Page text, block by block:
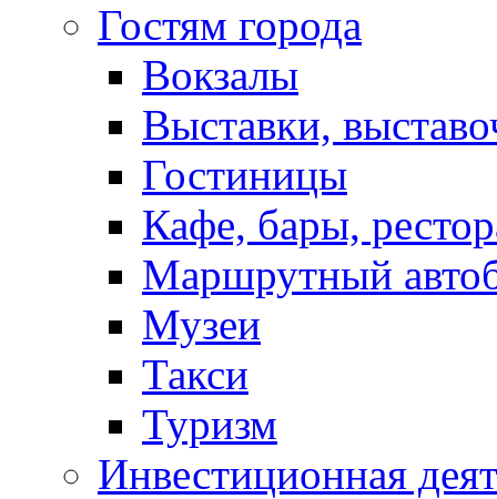
Гостям города
Вокзалы
Выставки,
Гостиницы
Кафе, бары,
Маршрутный
Музеи
Такси
Туризм
Инвестиционная